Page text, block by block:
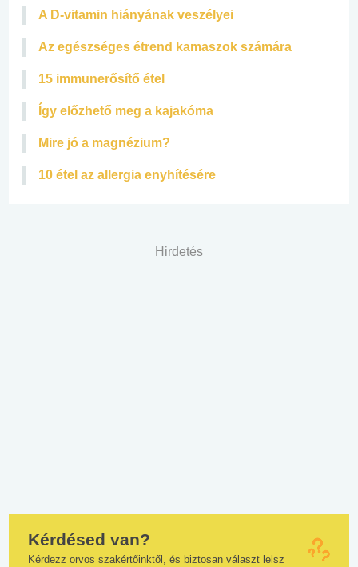
A D-vitamin hiányának veszélyei
Az egészséges étrend kamaszok számára
15 immunerősítő étel
Így előzhető meg a kajakóma
Mire jó a magnézium?
10 étel az allergia enyhítésére
Hirdetés
Kérdésed van?
Kérdezz orvos szakértőinktől, és biztosan választ lelsz